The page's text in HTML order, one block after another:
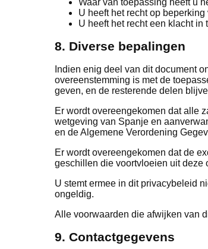
Waar van toepassing heeft u
U heeft het recht op
U heeft het recht een klacht
8. Diverse bepalingen
Indien enig deel van dit document
overeenstemming is met de
geven, en de resterende delen
Er wordt overeengekomen dat alle
wetgeving van Spanje en
en de Algemene Verordening
Er wordt overeengekomen dat de
geschillen die voortvloeien uit deze
U stemt ermee in dit privacybeleid
ongeldig.
Alle voorwaarden die afwijken van
9. Contactgegevens